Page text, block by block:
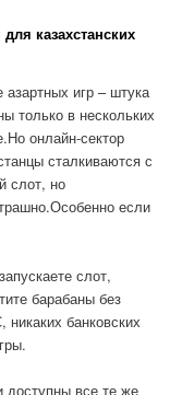
казахстанских
игр – штука
только в нескольких
онлайн-сектор
сталкиваются с
слот, но
если
слот,
барабаны без
банковских
все те же